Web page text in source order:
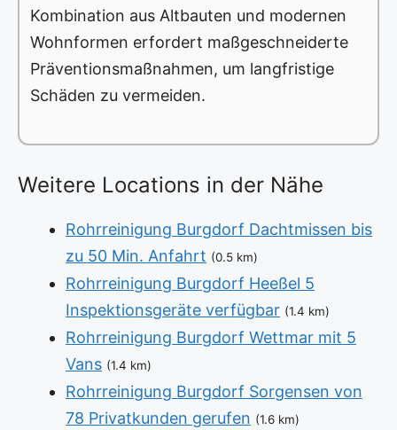
Kombination aus Altbauten und modernen
Wohnformen erfordert maßgeschneiderte
Präventionsmaßnahmen, um langfristige
Schäden zu vermeiden.
Weitere Locations in der Nähe
Rohrreinigung Burgdorf Dachtmissen bis
zu 50 Min. Anfahrt (0.5 km)
Rohrreinigung Burgdorf Heeßel 5
Inspektionsgeräte verfügbar (1.4 km)
Rohrreinigung Burgdorf Wettmar mit 5
Vans (1.4 km)
Rohrreinigung Burgdorf Sorgensen von
78 Privatkunden gerufen (1.6 km)